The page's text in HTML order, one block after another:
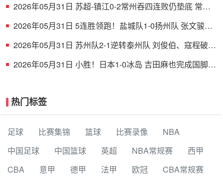
2026年05月31日 苏超-镇江0-2常州吞四连败仍垫底 常州
2026年05月31日 5连胜领跑！盐城队1-0扬州队 张文骏点
2026年05月31日 苏州队2-1逆转泰州队 刘俊伯、寇程破门
2026年05月31日 小胜！日本1-0冰岛 吉田麻也完成国脚谢
热门标签
足球 比赛集锦 篮球 比赛录像
NBA
中国足球
中国篮球 英超 NBA常规赛
西甲
CBA
意甲 德甲 法甲 欧冠
CBA常规赛